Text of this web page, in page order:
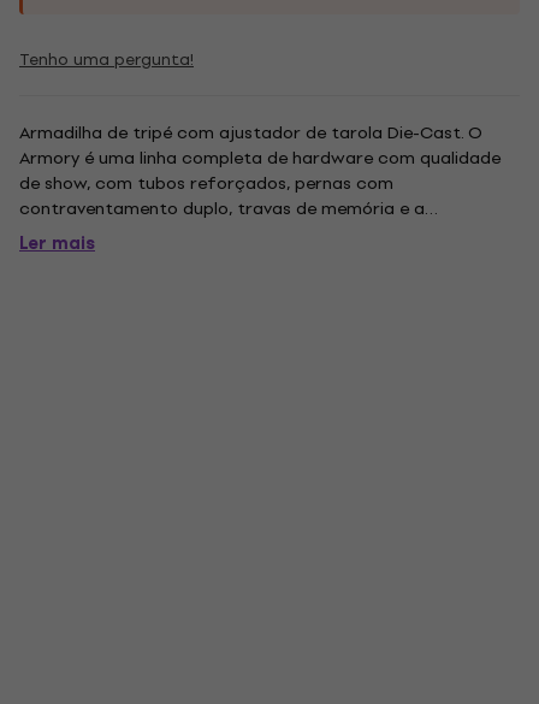
Tenho uma pergunta!
Armadilha de tripé com ajustador de tarola Die-Cast. O
Armory é uma linha completa de hardware com qualidade
de show, com tubos reforçados, pernas com
contraventamento duplo, travas de memória e a
capacidade de ajuste necessária para o jogador sério. Para
se adequar ao estilo único de cada baterista e ao
Ler mais